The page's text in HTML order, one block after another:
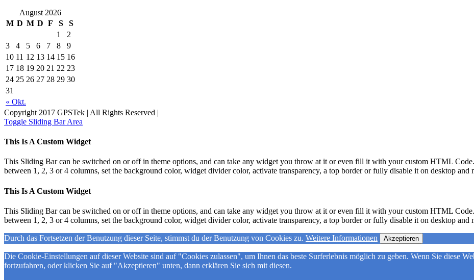
August 2026
M D M D F S S
« Okt.
1
2
3
4 5 6 7 8
9
10 11 12 13 14 15 16
17 18 19 20 21 22 23
24 25 26 27 28 29 30
31
Copyright 2017 GPSTek | All Rights Reserved |
Toggle Sliding Bar Area
This Is A Custom Widget
This Sliding Bar can be switched on or off in theme options, and can take any widget you throw at it or even fill it with your custom HTML
between 1, 2, 3 or 4 columns, set the background color, widget divider color, activate transparency, a top border or fully disable it on desktop and
This Is A Custom Widget
This Sliding Bar can be switched on or off in theme options, and can take any widget you throw at it or even fill it with your custom HTML
between 1, 2, 3 or 4 columns, set the background color, widget divider color, activate transparency, a top border or fully disable it on desktop and
Durch das Fortsetzen der Benutzung dieser Seite, stimmst du der Benutzung von Cookies zu. Weitere Informationen Akzeptieren
Die Cookie-Einstellungen auf dieser Website sind auf "Cookies zulassen", um Ihnen das beste Surferlebnis möglich zu geben. Wenn Sie diese
fortzufahren, oder klicken Sie auf "Akzeptieren" unten, dann erklären Sie sich mit diesen.